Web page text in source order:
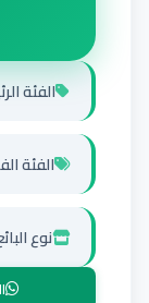
الفئة
الفئة
نوع